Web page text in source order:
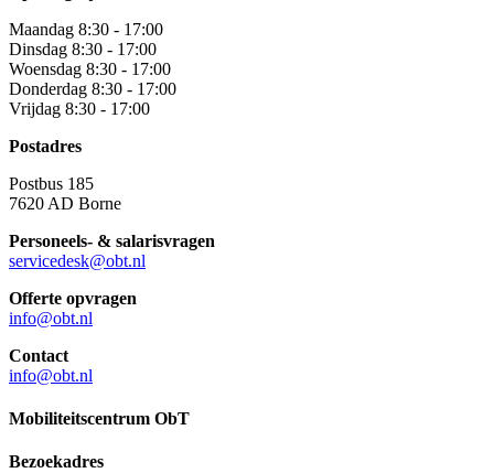
Maandag 8:30 - 17:00
Dinsdag 8:30 - 17:00
Woensdag 8:30 - 17:00
Donderdag 8:30 - 17:00
Vrijdag 8:30 - 17:00
Postadres
Postbus 185
7620 AD Borne
Personeels- & salarisvragen
servicedesk@obt.nl
Offerte opvragen
info@obt.nl
Contact
info@obt.nl
Mobiliteitscentrum ObT
Bezoekadres